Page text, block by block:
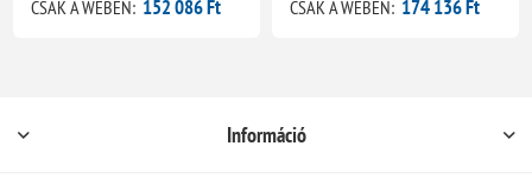
CSAK A WEBEN: 152 086 Ft CSAK A WEBEN: 174 136 Ft
Információ